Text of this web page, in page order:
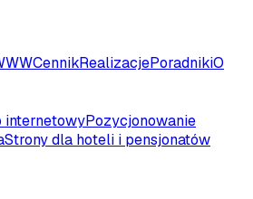
CennikRealizacjePoradnikiO
internetowyPozycjonowanie
Strony dla hoteli i pensjonatów